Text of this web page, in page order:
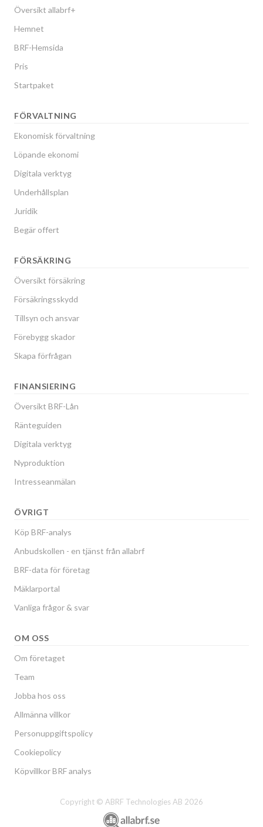
Översikt allabrf+
Hemnet
BRF-Hemsida
Pris
Startpaket
FÖRVALTNING
Ekonomisk förvaltning
Löpande ekonomi
Digitala verktyg
Underhållsplan
Juridik
Begär offert
FÖRSÄKRING
Översikt försäkring
Försäkringsskydd
Tillsyn och ansvar
Förebygg skador
Skapa förfrågan
FINANSIERING
Översikt BRF-Lån
Ränteguiden
Digitala verktyg
Nyproduktion
Intresseanmälan
ÖVRIGT
Köp BRF-analys
Anbudskollen - en tjänst från allabrf
BRF-data för företag
Mäklarportal
Vanliga frågor & svar
OM OSS
Om företaget
Team
Jobba hos oss
Allmänna villkor
Personuppgiftspolicy
Cookiepolicy
Köpvillkor BRF analys
Copyright © ABRF Technologies AB 2026